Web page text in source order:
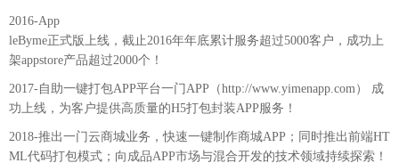
2016-App
leByme正式版上线，截止2016年年底累计服务超过5000客户，成功上
架appstore产品超过2000个！
2017-自助一键打包APP平台一门APP（http://www.yimenapp.com） 成
功上线，为客户提供高质量的H5打包封装APP服务！
2018-推出一门云商城业务，快速一键制作商城APP；同时推出前端HT
ML代码打包模式；向成品APP市场与混合开发的技术领域持续探索！